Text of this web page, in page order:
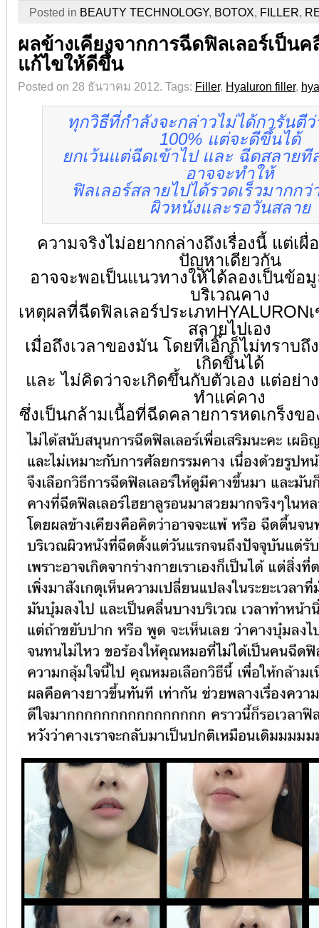
Posted in BEAUTY TECHNOLOGY, BOTOX, FILLER,
ผลข้างเคียงจากการฉีดฟิลเลอร์เป็น
แก้ไขให้ดีขึ้น
Posted on 28 ธันวาคม 2012. Tags: Filler, Hyaluron filler,
ทุกวิธีที่กำลังจะกล่าวไม่ได้การันตี
100% แต่จะดีขึ้นได้
ยกเว้นแต่ฉีดเข้าไป และ ฉีดสลาย
อาจจะทำให้
ฟิลเลอร์สลายไปได้รวดเร็วมากกว่
ผิวหนังและรอวันสลาย
ความจริงไม่อยากกล่างถึงเรื่องนี้ แต่เ
ปัญหาเดียวกัน
อาจจะพอเป็นแนวทางให้ได้ลองเป็นข้อ
บริเวณคาง
เหตุผลที่ฉีดฟิลเลอร์ประเภทHYALURON
สลายไปเอง
เมื่อถึงเวลาของมัน โดยที่เอิ๊กก็ไม่ทราบถึ
เกิดขึ้นได้
และ ไม่คิดว่าจะเกิดขึ้นกับตัวเอง แต่อย่
ทำแค่คาง
ซึ่งเป็นกล้ามเนื้อที่ฉีดคลายการหดเกร็งขอ